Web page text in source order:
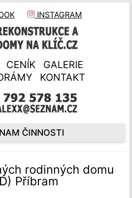
INSTAGRAM
CENÍK
GALERIE
KONTAKT
ČINNOSTI
rodinných domu
Příbram